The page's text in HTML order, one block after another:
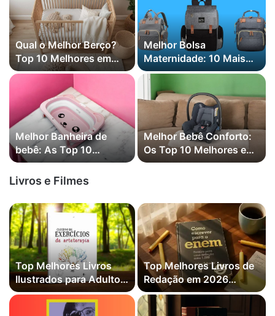
mais)
Qual o Melhor Berço?
Top 10 Melhores em
2026 (Cosco, Co-sleep,
Melhor Bolsa
Maternidade: 10 Mais
Vendidas em 2026
Melhor Banheira de
bebê: As Top 10
Melhores em 2026
Melhor Bebê Conforto:
Os Top 10 Melhores em
2026
Livros e Filmes
Top Melhores Livros
Ilustrados para Adultos
em 2026 (Fantasia,
Terror e mais)
Top Melhores Livros de
Redação em 2026
(Redação Infalível e
mais)